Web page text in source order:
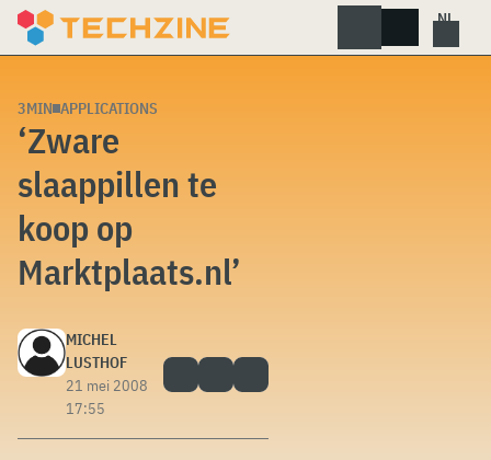
Skip
3MIN APPLICATIONS
‘Zware
slaappillen te
koop op
Marktplaats.nl’
MICHEL
LUSTHOF
21 mei 2008
17:55